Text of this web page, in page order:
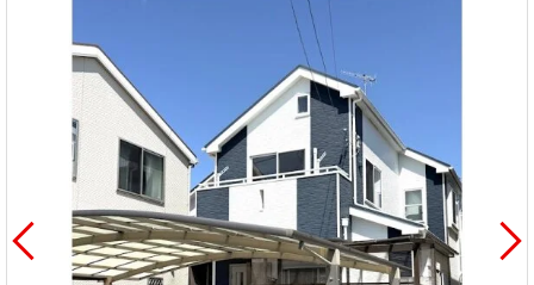
用
物
件
を
探
す
件を
探す
金額
試算
売却向け
サービス
周辺相場
検索
住まい1プ
ラス（お
役立ちコ
会社案内
（電子ブ
ック版）